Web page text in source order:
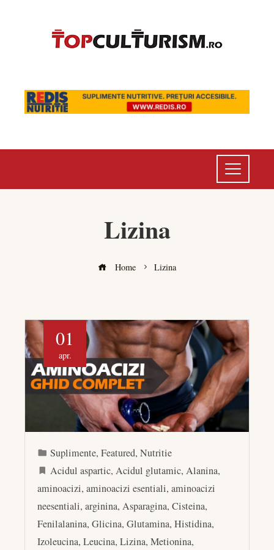
Lizina
Home Lizina
01
apr.
Suplimente, Featured, Nutritie
Acidul aspartic, Acidul glutamic, Alanina,
aminoacizi, aminoacizi esentiali, aminoacizi
neesentiali, arginina, Asparagina, Cisteina,
Fenilalanina, Glicina, Glutamina, Histidina,
Izoleucina, Leucina, Lizina, Metionina,